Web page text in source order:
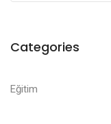
Categories
Eğitim